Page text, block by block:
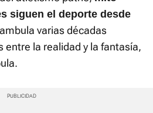
siguen el deporte desde
varias décadas
entre la realidad y la fantasía,